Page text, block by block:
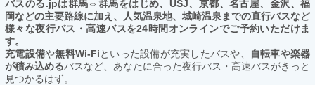
バスのる.jpは群馬⇔群馬をはじめ、USJ、京都、名古屋、金沢、福
岡などの主要路線に加え、人気温泉地、城崎温泉までの直行バスなど
様々な夜行バス・高速バスを24時間オンラインでご予約いただけま
す。
充電設備や無料Wi-Fiといった設備が充実したバスや、
自転車や楽器
が積み込めるバスなど、あなたに合った夜行バス・高速バスがきっと
見つかるはず。